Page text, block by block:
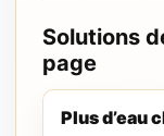
Solutions
page
Plus d’eau